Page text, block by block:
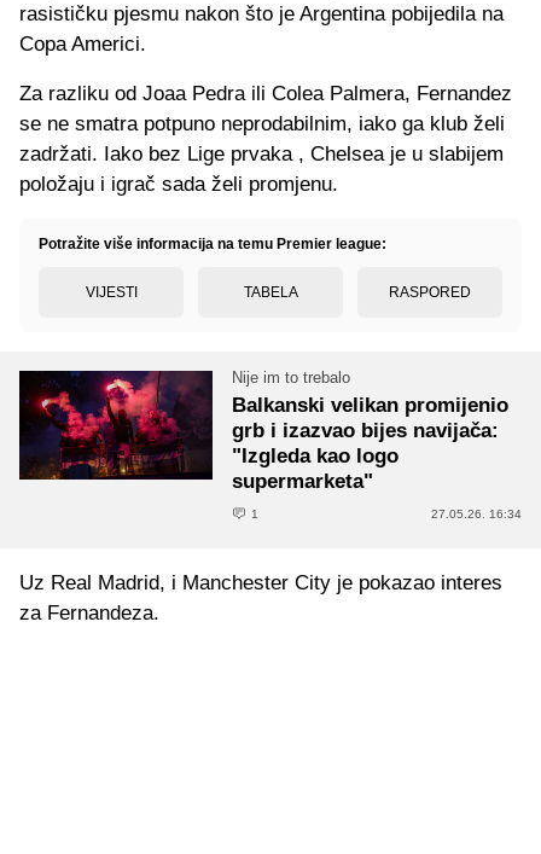
rasističku pjesmu nakon što je Argentina pobijedila na
Copa Americi.
Za razliku od Joaa Pedra ili Colea Palmera, Fernandez
se ne smatra potpuno neprodabilnim, iako ga klub želi
zadržati. Iako bez Lige prvaka , Chelsea je u slabijem
položaju i igrač sada želi promjenu.
Potražite više informacija na temu Premier league:
VIJESTI TABELA RASPORED
Nije im to trebalo
Balkanski velikan promijenio
grb i izazvao bijes navijača:
"Izgleda kao logo
supermarketa"
1 27.05.26. 16:34
Uz Real Madrid, i Manchester City je pokazao interes
za Fernandeza.